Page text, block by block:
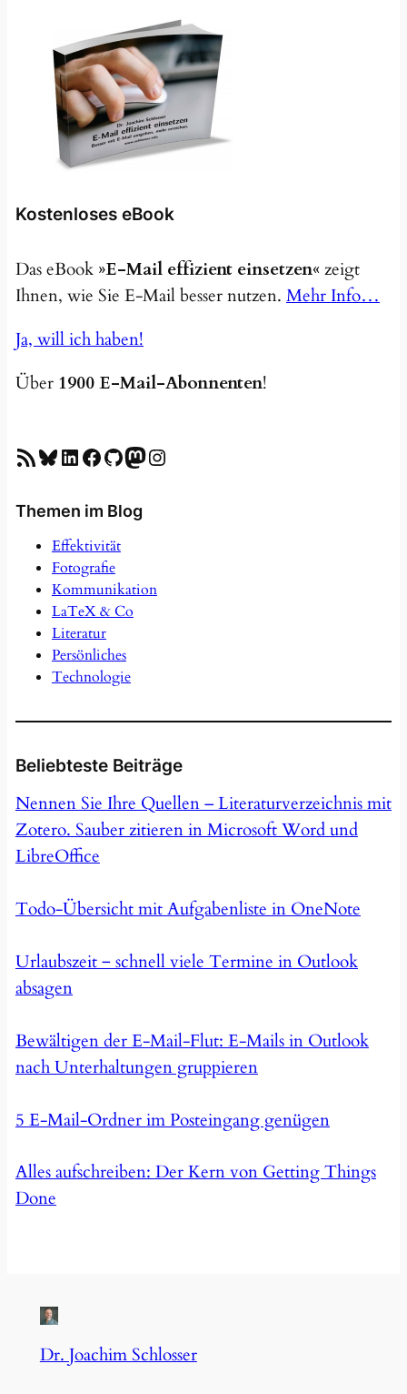
Kostenloses eBook
Das eBook »E-Mail effizient einsetzen«zeigt
Ihnen, wie Sie E-Mail besser nutzen. Mehr Info…
Ja, will ich haben!
Über 1900 E-Mail-Abonnenten!
RSS-Feed Bluesky LinkedIn Facebook GitHub Mastodon Instagram
Themen im Blog
Effektivität
Fotografie
Kommunikation
LaTeX & Co
Literatur
Persönliches
Technologie
Beliebteste Beiträge
Nennen Sie Ihre Quellen – Literaturverzeichnis mit
Zotero. Sauber zitieren in Microsoft Word und
LibreOffice
Todo-Übersicht mit Aufgabenliste in OneNote
Urlaubszeit ‒ schnell viele Termine in Outlook
absagen
Bewältigen der E-Mail-Flut: E-Mails in Outlook
nach Unterhaltungen gruppieren
5 E-Mail-Ordner im Posteingang genügen
Alles aufschreiben: Der Kern von Getting Things
Done
Dr. Joachim Schlosser